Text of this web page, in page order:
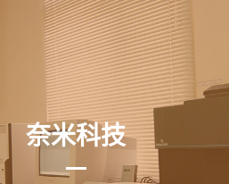
奈米科技
奈米科技
镜板雾面处理